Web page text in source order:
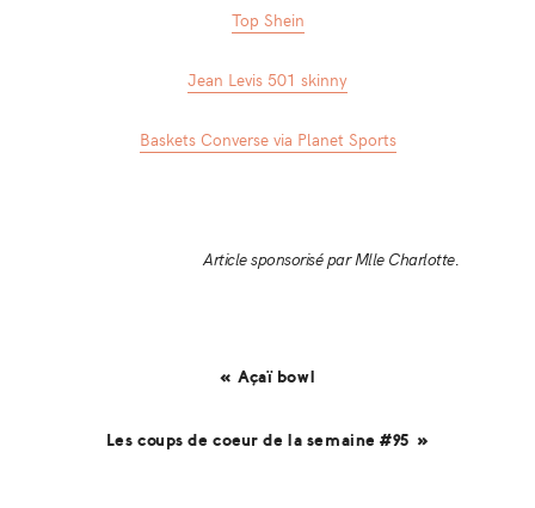
Top Shein
Jean Levis 501 skinny
Baskets Converse via Planet Sports
Article sponsorisé par Mlle Charlotte.
« Açaï bowl
Les coups de coeur de la semaine #95 »